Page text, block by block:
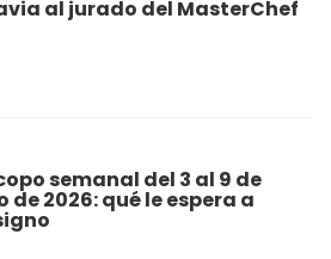
al jurado del MasterChef
semanal del 3 al 9 de
de 2026: qué le espera a